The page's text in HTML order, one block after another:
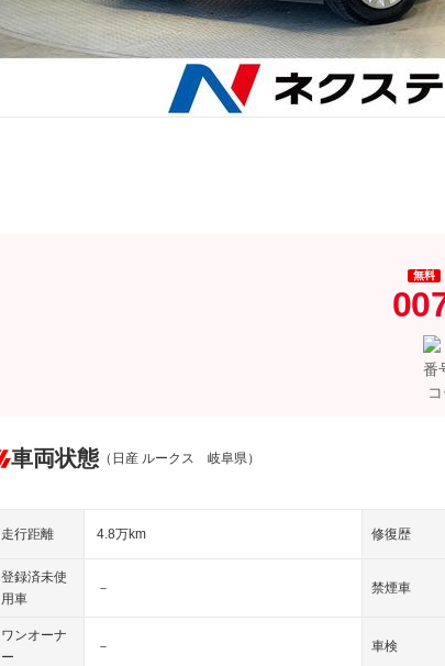
無料
車両状態 （日産 ルークス 岐阜県）
走行距離 4.8万km 修復歴
登録済未使
用車
－ 禁煙車
ワンオーナ
ー
－ 車検